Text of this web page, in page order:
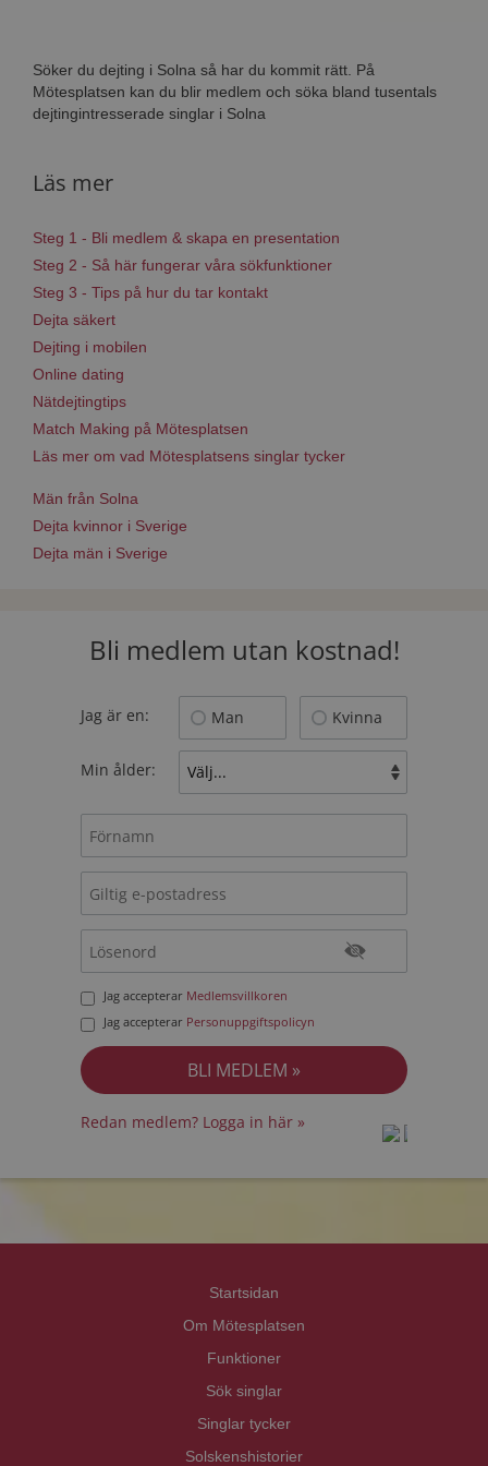
Söker du dejting i Solna så har du kommit rätt. På
Mötesplatsen kan du blir medlem och söka bland tusentals
dejtingintresserade singlar i Solna
Läs mer
Steg 1 - Bli medlem & skapa en presentation
Steg 2 - Så här fungerar våra sökfunktioner
Steg 3 - Tips på hur du tar kontakt
Dejta säkert
Dejting i mobilen
Online dating
Nätdejtingtips
Match Making på Mötesplatsen
Läs mer om vad Mötesplatsens singlar tycker
Män från Solna
Dejta kvinnor i Sverige
Dejta män i Sverige
Bli medlem utan kostnad!
Jag är en: Man Kvinna
Min ålder:
Jag accepterar Medlemsvillkoren
Jag accepterar Personuppgiftspolicyn
Redan medlem? Logga in här »
Startsidan
Om Mötesplatsen
Funktioner
Sök singlar
Singlar tycker
Solskenshistorier